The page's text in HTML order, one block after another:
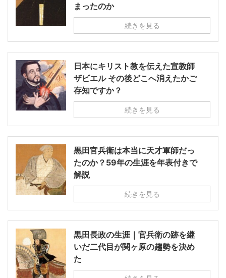
まったのか
続きを見る
日本にキリスト教を伝えた宣教師
ザビエル その後どこへ消えたかご
存知ですか？
続きを見る
黒田官兵衛は本当に天才軍師だっ
たのか？59年の生涯を年表付きで
解説
続きを見る
黒田長政の生涯｜官兵衛の跡を継
いだ二代目が関ヶ原の趨勢を決め
た